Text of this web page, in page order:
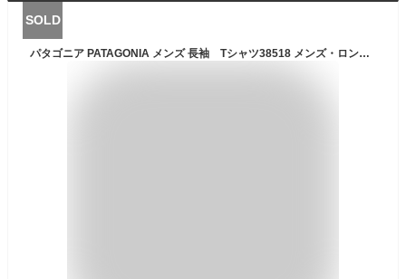
SOLD
パタゴニア PATAGONIA メンズ 長袖 Tシャツ38518 メンズ・ロングスリーブ・P-6ロゴ・レスポンシビリティー胸ロゴ バックロゴ ロングTシャツ ロンT 長袖 アウトドア